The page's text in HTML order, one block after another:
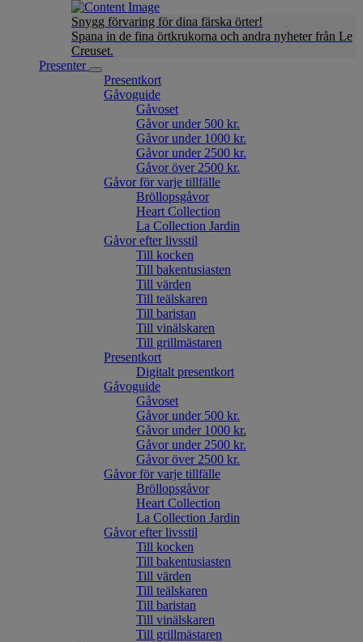
Snygg förvaring för dina färska örter!
Spana in de fina örtkrukorna och andra nyheter från Le
Creuset.
Presenter
Presentkort
Gåvoguide
Gåvoset
Gåvor under 500 kr.
Gåvor under 1000 kr.
Gåvor under 2500 kr.
Gåvor över 2500 kr.
Gåvor för varje tillfälle
Bröllopsgåvor
Heart Collection
La Collection Jardin
Gåvor efter livsstil
Till kocken
Till bakentusiasten
Till värden
Till teälskaren
Till baristan
Till vinälskaren
Till grillmästaren
Presentkort
Digitalt presentkort
Gåvoguide
Gåvoset
Gåvor under 500 kr.
Gåvor under 1000 kr.
Gåvor under 2500 kr.
Gåvor över 2500 kr.
Gåvor för varje tillfälle
Bröllopsgåvor
Heart Collection
La Collection Jardin
Gåvor efter livsstil
Till kocken
Till bakentusiasten
Till värden
Till teälskaren
Till baristan
Till vinälskaren
Till grillmästaren